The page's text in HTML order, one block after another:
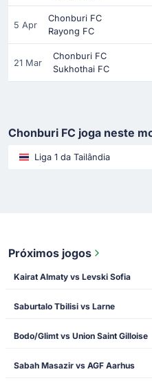
5 Apr
Chonburi FC
Rayong FC
21 Mar
Chonburi FC
Sukhothai FC
Chonburi FC joga neste
Liga 1 da Tailândia
Próximos jogos
Kairat Almaty vs Levski Sofia
Saburtalo Tbilisi vs Larne
Bodo/Glimt vs Union Saint Gilloise
Sabah Masazir vs AGF Aarhus